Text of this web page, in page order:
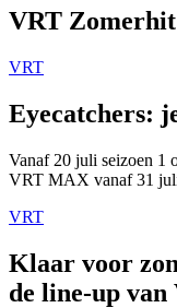
VRT
VRT
Eyecatchers:
Vanaf 20 juli seizoen 1
VRT MAX vanaf 31
VRT
Klaar voor
de line-up